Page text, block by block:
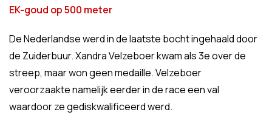
EK-goud op 500 meter
De Nederlandse werd in de laatste bocht ingehaald door
de Zuiderbuur. Xandra Velzeboer kwam als 3e over de
streep, maar won geen medaille. Velzeboer
veroorzaakte namelijk eerder in de race een val
waardoor ze gediskwalificeerd werd.